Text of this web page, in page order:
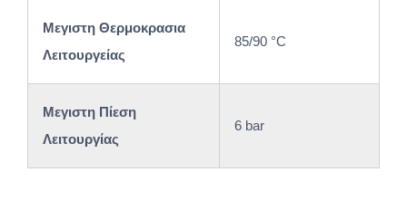
Μεγιστη Θερμοκρασια
Λειτουργείας
85/90 °C
Μεγιστη Πίεση
Λειτουργίας
6 bar